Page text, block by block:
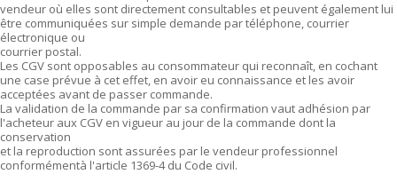
vendeur où elles sont directement consultables et peuvent également lui
être communiquées sur simple demande par téléphone, courrier
électronique ou
courrier postal.
Les CGV sont opposables au consommateur qui reconnaît, en cochant
une case prévue à cet effet, en avoir eu connaissance et les avoir
acceptées avant de passer commande.
La validation de la commande par sa confirmation vaut adhésion par
l'acheteur aux CGV en vigueur au jour de la commande dont la
conservation
et la reproduction sont assurées par le vendeur professionnel
conformémentà l'article 1369-4 du Code civil.